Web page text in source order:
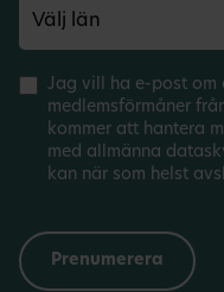
Jag vill ha e-post om
medlemsförmåner
kommer att hantera
med allmänna
kan när som helst